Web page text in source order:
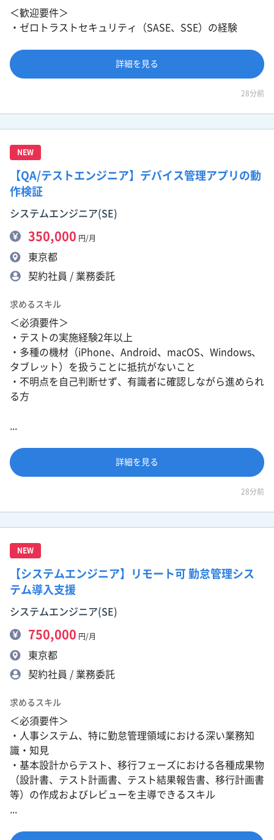
＜歓迎要件＞
・ゼロトラストセキュリティ（SASE、SSE）の経験
詳細を見る
28分前
NEW
【QA/テストエンジニア】デバイス管理アプリの動
作検証
システムエンジニア(SE)
350,000 円/月
東京都
契約社員 / 業務委託
求めるスキル
＜必須要件＞
・テストの実施経験2年以上
・多種の機材（iPhone、Android、macOS、Windows、
タブレット）を扱うことに抵抗がないこと
・不明点を自己判断せず、有識者に確認しながら進められ
る方
詳細を見る
28分前
NEW
【システムエンジニア】リモート可 勤怠管理シス
テム導入支援
システムエンジニア(SE)
750,000 円/月
東京都
契約社員 / 業務委託
求めるスキル
＜必須要件＞
・人事システム、特に勤怠管理領域における深い業務知
識・知見
・基本設計からテスト、移行フェーズにおける各種成果物
（設計書、テスト計画書、テスト結果報告書、移行計画書
等）の作成およびレビューを主導できるスキル